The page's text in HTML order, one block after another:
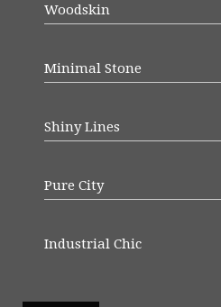
Woodskin
Minimal Stone
Shiny Lines
Pure City
Industrial Chic